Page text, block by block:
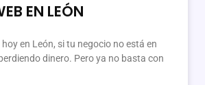
EN LEÓN
en León, si tu negocio no está en
dinero. Pero ya no basta con